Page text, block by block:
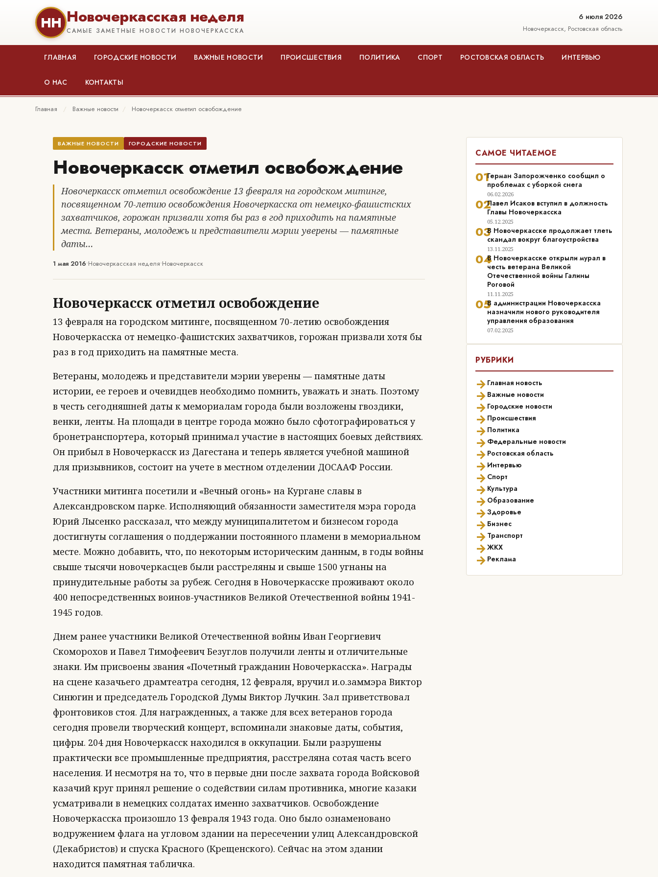
НН Новочеркасская неделя
САМЫЕ ЗАМЕТНЫЕ НОВОСТИ НОВОЧЕРКАССКА
6 июля 2026
Новочеркасск, Ростовская область
ГЛАВНАЯ ГОРОДСКИЕ НОВОСТИ ВАЖНЫЕ НОВОСТИ ПРОИСШЕСТВИЯ ПОЛИТИКА СПОРТ РОСТОВСКАЯ ОБЛАСТЬ ИНТЕРВЬЮ
О НАС КОНТАКТЫ
Главная / Важные новости / Новочеркасск отметил освобождение
ВАЖНЫЕ НОВОСТИ ГОРОДСКИЕ НОВОСТИ
Новочеркасск отметил освобождение
Новочеркасск отметил освобождение 13 февраля на городском митинге,
посвященном 70-летию освобождения Новочеркасска от немецко-фашистских
захватчиков, горожан призвали хотя бы раз в год приходить на памятные
места. Ветераны, молодежь и представители мэрии уверены — памятные
даты…
1 мая 2016•Новочеркасская неделя•Новочеркасск
Новочеркасск отметил освобождение
13 февраля на городском митинге, посвященном 70-летию освобождения
Новочеркасска от немецко-фашистских захватчиков, горожан призвали хотя бы
раз в год приходить на памятные места.
Ветераны, молодежь и представители мэрии уверены — памятные даты
истории, ее героев и очевидцев необходимо помнить, уважать и знать. Поэтому
в честь сегодняшней даты к мемориалам города были возложены гвоздики,
венки, ленты. На площади в центре города можно было сфотографироваться у
бронетранспортера, который принимал участие в настоящих боевых действиях.
Он прибыл в Новочеркасск из Дагестана и теперь является учебной машиной
для призывников, состоит на учете в местном отделении ДОСААФ России.
Участники митинга посетили и «Вечный огонь» на Кургане славы в
Александровском парке. Исполняющий обязанности заместителя мэра города
Юрий Лысенко рассказал, что между муниципалитетом и бизнесом города
достигнуты соглашения о поддержании постоянного пламени в мемориальном
месте. Можно добавить, что, по некоторым историческим данным, в годы войны
свыше тысячи новочеркасцев были расстреляны и свыше 1500 угнаны на
принудительные работы за рубеж. Сегодня в Новочеркасске проживают около
400 непосредственных воинов-участников Великой Отечественной войны 1941-
1945 годов.
Днем ранее участники Великой Отечественной войны Иван Георгиевич
Скоморохов и Павел Тимофеевич Безуглов получили ленты и отличительные
знаки. Им присвоены звания «Почетный гражданин Новочеркасска». Награды
на сцене казачьего драмтеатра сегодня, 12 февраля, вручил и.о.заммэра Виктор
Синюгин и председатель Городской Думы Виктор Лучкин. Зал приветствовал
фронтовиков стоя. Для награжденных, а также для всех ветеранов города
сегодня провели творческий концерт, вспоминали знаковые даты, события,
цифры. 204 дня Новочеркасск находился в оккупации. Были разрушены
практически все промышленные предприятия, расстреляна сотая часть всего
населения. И несмотря на то, что в первые дни после захвата города Войсковой
казачий круг принял решение о содействии силам противника, многие казаки
усматривали в немецких солдатах именно захватчиков. Освобождение
Новочеркасска произошло 13 февраля 1943 года. Оно было ознаменовано
водружением флага на угловом здании на пересечении улиц Александровской
(Декабристов) и спуска Красного (Крещенского). Сейчас на этом здании
находится памятная табличка.
САМОЕ ЧИТАЕМОЕ
01Герман Запорожченко сообщил о
проблемах с уборкой снега
06.02.2026
02Павел Исаков вступил в должность
Главы Новочеркасска
05.12.2025
03В Новочеркасске продолжает тлеть
скандал вокруг благоустройства
13.11.2025
04В Новочеркасске открыли мурал в
честь ветерана Великой
Отечественной войны Галины
Роговой
11.11.2025
05В администрации Новочеркасска
назначили нового руководителя
управления образования
07.02.2025
РУБРИКИ
→ Главная новость
→ Важные новости
→ Городские новости
→ Происшествия
→ Политика
→ Федеральные новости
→ Ростовская область
→ Интервью
→ Спорт
→ Культура
→ Образование
→Здоровье
→ Бизнес
→ Транспорт
→ЖКХ
→ Реклама